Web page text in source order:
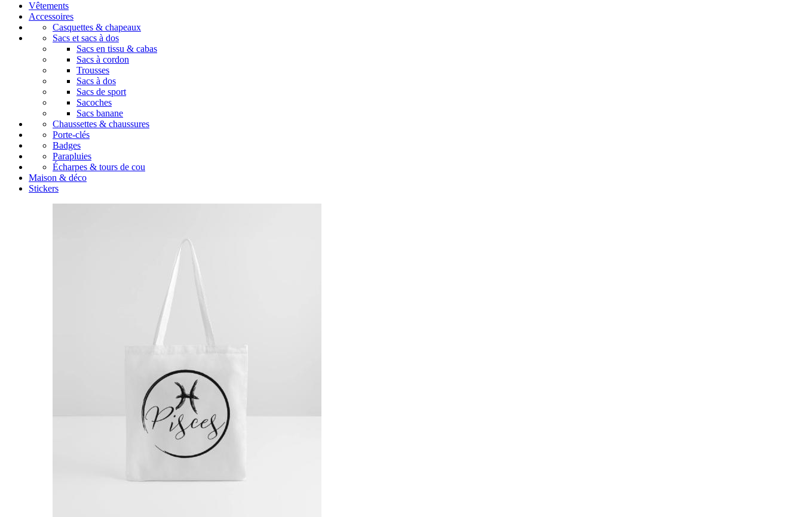
Vêtements
Accessoires
Casquettes & chapeaux
Sacs et sacs à dos
Sacs en tissu & cabas
Sacs à cordon
Trousses
Sacs à dos
Sacs de sport
Sacoches
Sacs banane
Chaussettes & chaussures
Porte-clés
Badges
Parapluies
Écharpes & tours de cou
Maison & déco
Stickers